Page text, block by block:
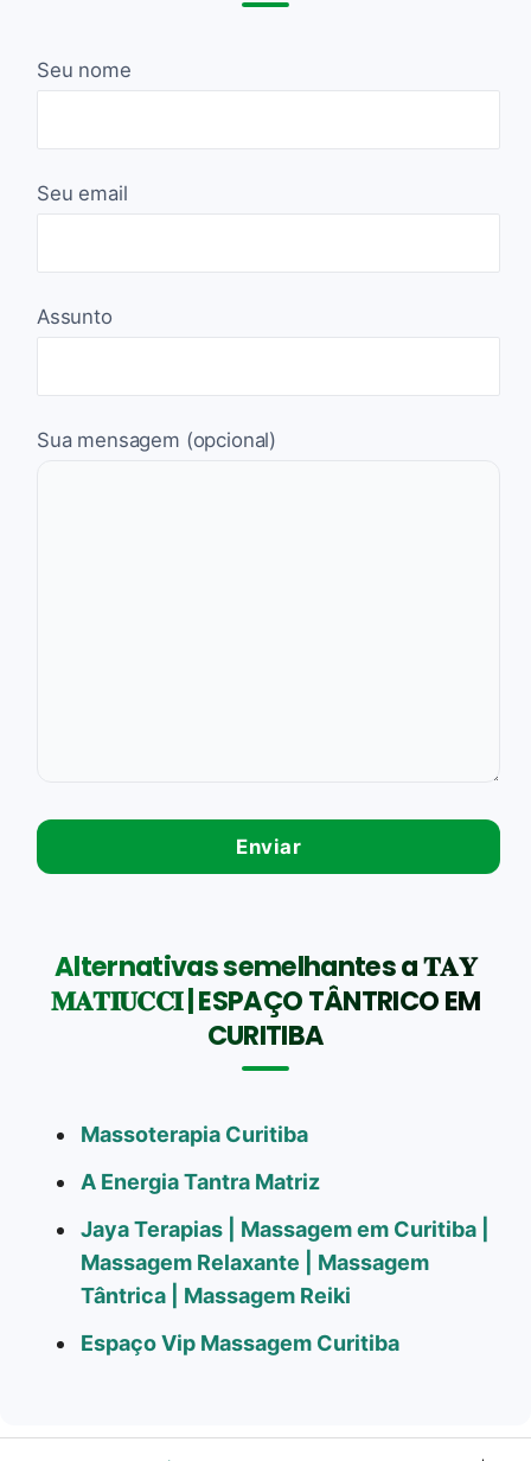
Seu nome
Seu email
Assunto
Sua mensagem (opcional)
Alternativas semelhantes a 𝐓𝐀𝐘
𝐌𝐀𝐓𝐈𝐔𝐂𝐂𝐈 | ESPAÇO TÂNTRICO EM
CURITIBA
Massoterapia Curitiba
A Energia Tantra Matriz
Jaya Terapias | Massagem em Curitiba |
Massagem Relaxante | Massagem
Tântrica | Massagem Reiki
Espaço Vip Massagem Curitiba